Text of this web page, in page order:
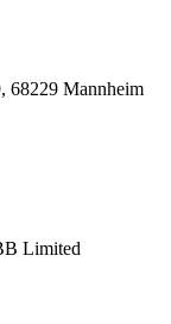
68229 Mannheim
Limited